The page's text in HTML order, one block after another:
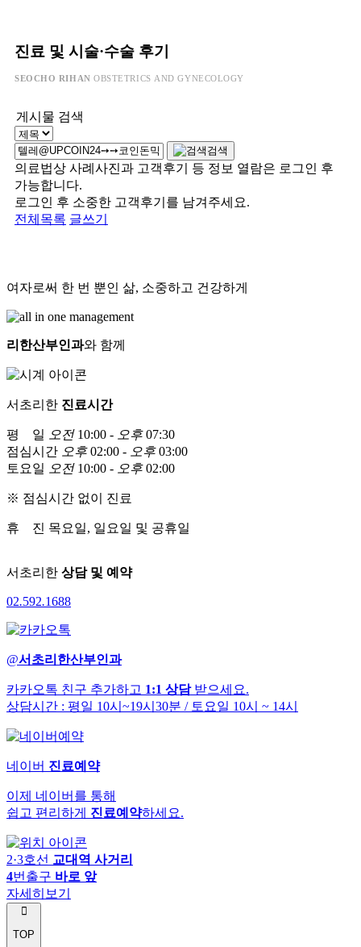
진료 및 시술·수술 후기
SEOCHO RIHAN OBSTETRICS AND GYNECOLOGY
게시물 검색
검색
의료법상 사례사진과 고객후기 등 정보 열람은 로그인 후
가능합니다.
로그인 후 소중한 고객후기를 남겨주세요.
전체목록 글쓰기
여자로써 한 번 뿐인 삶, 소중하고 건강하게
리한산부인과와 함께
서초리한 진료시간
평 일 오전10:00 - 오후07:30
점심시간 오후02:00 - 오후03:00
토요일 오전10:00 - 오후02:00
※ 점심시간 없이 진료
휴 진 목요일, 일요일 및 공휴일
서초리한 상담 및 예약
02.592.1688
@서초리한산부인과
카카오톡 친구 추가하고 1:1 상담받으세요.
상담시간 : 평일 10시~19시30분 / 토요일 10시 ~ 14시
네이버 진료예약
이제 네이버를 통해
쉽고 편리하게 진료예약하세요.
2·3호선 교대역 사거리
4번출구 바로 앞
자세히보기
TOP